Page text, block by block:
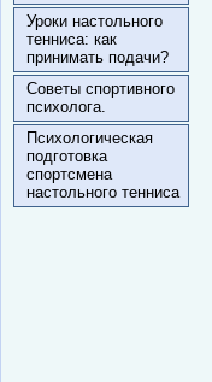
Уроки настольного
тенниса: как
принимать подачи?
Советы спортивного
психолога.
Психологическая
подготовка
спортсмена
настольного тенниса